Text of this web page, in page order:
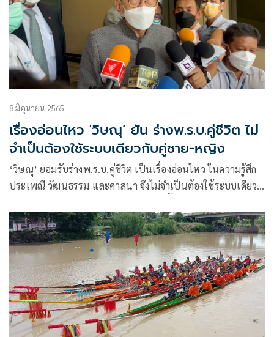
8 มิถุนายน 2565
เรื่องอ่อนไหว 'วิษณุ’ ยัน ร่างพ.ร.บ.คู่ชีวิต ไม่
จำเป็นต้องใช้ระบบเดียวกับคู่ชาย-หญิง
‘วิษณุ’ ยอมรับร่างพ.ร.บ.คู่ชีวิต เป็นเรื่องอ่อนไหว ในความรู้สึก
ประเพณี วัฒนธรรม และศาสนา จึงไม่จำเป็นต้องใช้ระบบเดียว
รัฐบาลใหม่ทำต่อได้